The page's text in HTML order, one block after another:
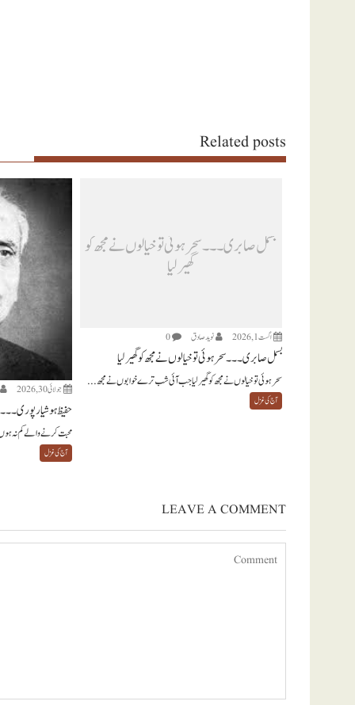
Related posts
بسمل صابری ۔۔۔ سحر ہوئی تو خیالوں نے مجھ کو
گھیر لیا
اگست 1, 2026 نويد صادق 0
بسمل صابری ۔۔۔ سحر ہوئی تو خیالوں نے مجھ کو گھیر لیا
سحر ہوئی تو خیالوں نے مجھ کو گھیر لیا جب آئی شب ترے خوابوں نے مجھ...
آج کی غزل
جولائی 30, 2026
حفیظ ہوشیارپوری
محبت کرنے والے کم نہ
آج کی غزل
LEAVE A COMMENT